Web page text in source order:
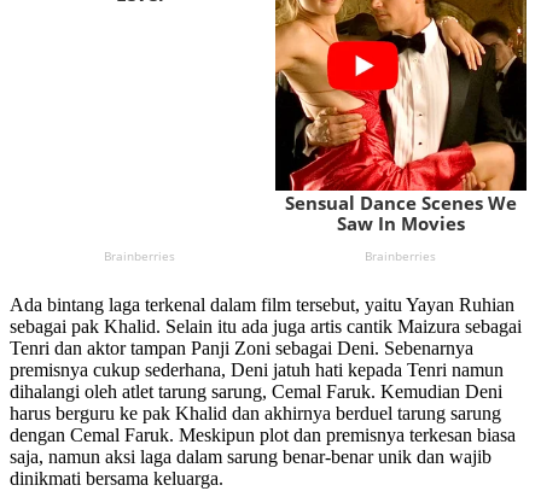
Ada bintang laga terkenal dalam film tersebut, yaitu Yayan Ruhian
sebagai pak Khalid. Selain itu ada juga artis cantik Maizura sebagai
Tenri dan aktor tampan Panji Zoni sebagai Deni. Sebenarnya
premisnya cukup sederhana, Deni jatuh hati kepada Tenri namun
dihalangi oleh atlet tarung sarung, Cemal Faruk. Kemudian Deni
harus berguru ke pak Khalid dan akhirnya berduel tarung sarung
dengan Cemal Faruk. Meskipun plot dan premisnya terkesan biasa
saja, namun aksi laga dalam sarung benar-benar unik dan wajib
dinikmati bersama keluarga.